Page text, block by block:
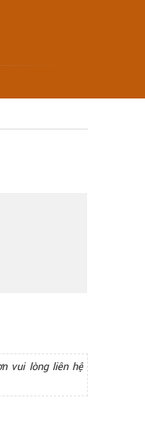
vui lòng liên hệ